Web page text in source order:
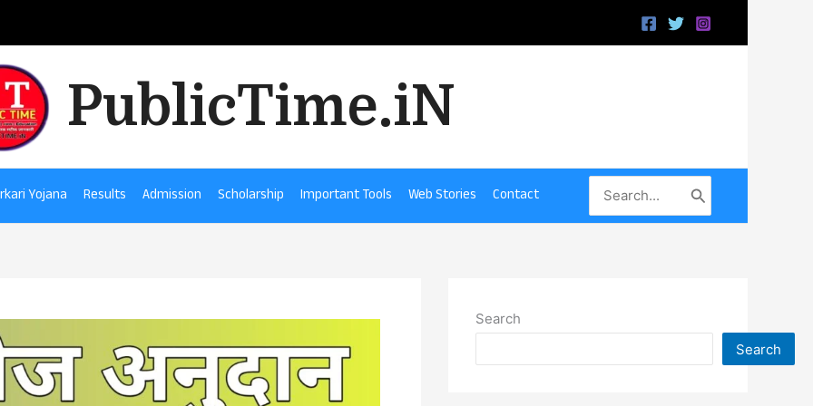
PublicTime.iN
Yojana Results Admission Scholarship Important Tools Web Stories Contact
for:
Search
Search